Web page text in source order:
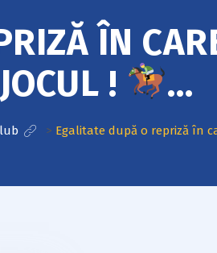
ÎN
JOCUL !
…
> Egalitate după o repriză în